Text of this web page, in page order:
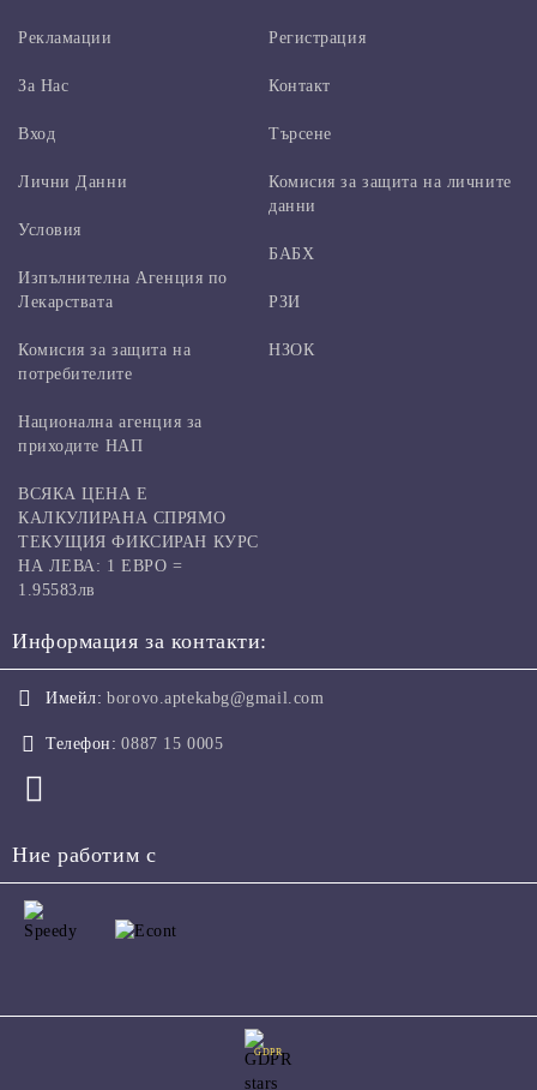
Рекламации
За Нас
Вход
Регистрация
Контакт
Търсене
Лични Данни
Условия
Изпълнителна Агенция по
Лекарствата
Комисия за защита на
потребителите
Комисия за защита на личните
данни
БАБХ
РЗИ
НЗОК
Национална агенция за
приходите НАП
ВСЯКА ЦЕНА Е
КАЛКУЛИРАНА СПРЯМО
ТЕКУЩИЯ ФИКСИРАН КУРС
НА ЛЕВА: 1 ЕВРО =
1.95583лв
Информация за контакти:
Имейл: borovo.aptekabg@gmail.com
Телефон: 0887 15 0005
Ние работим с
GDPR